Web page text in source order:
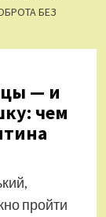
БЕЗ
— и
чем
пройти